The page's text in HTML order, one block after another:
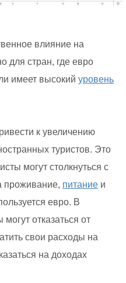
влияние на
для стран, где евро
имеет высокий уровень
к увеличению
туристов. Это
могут столкнуться с
проживание, питание и
евро. В
отказаться от
свои расходы на
на доходах